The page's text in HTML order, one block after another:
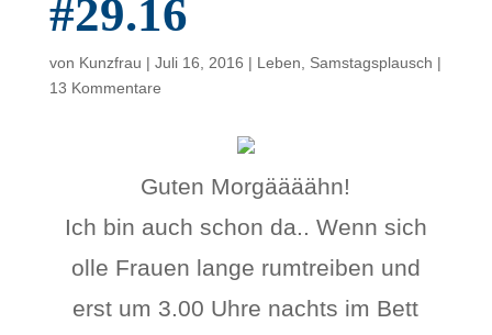
#29.16
von Kunzfrau | Juli 16, 2016 | Leben Samstagsplausch |
13 Kommentare
Guten Morgäääähn!
Ich bin auch schon da.. Wenn sich
olle Frauen lange rumtreiben und
erst um 3.00 Uhre nachts im Bett